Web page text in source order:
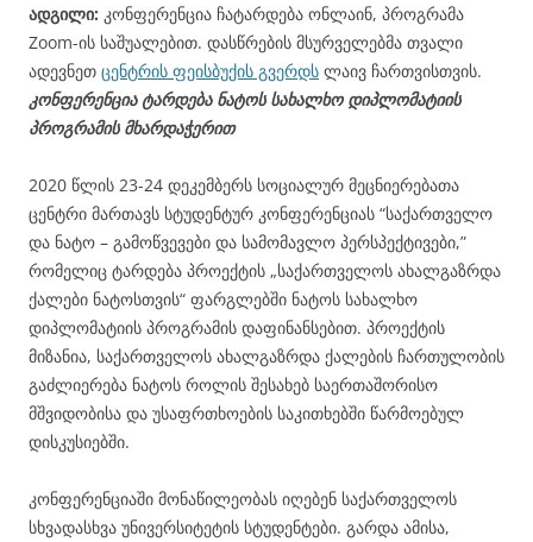
ადგილი: კონფერენცია ჩატარდება ონლაინ, პროგრამა
Zoom-ის საშუალებით. დასწრების მსურველებმა თვალი
ადევნეთ ცენტრის ფეისბუქის გვერდს ლაივ ჩართვისთვის.
კონფერენცია ტარდება ნატოს სახალხო დიპლომატიის
პროგრამის მხარდაჭერით
2020 წლის 23-24 დეკემბერს სოციალურ მეცნიერებათა
ცენტრი მართავს სტუდენტურ კონფერენციას “საქართველო
და ნატო – გამოწვევები და სამომავლო პერსპექტივები,”
რომელიც ტარდება პროექტის „საქართველოს ახალგაზრდა
ქალები ნატოსთვის“ ფარგლებში ნატოს სახალხო
დიპლომატიის პროგრამის დაფინანსებით. პროექტის
მიზანია, საქართველოს ახალგაზრდა ქალების ჩართულობის
გაძლიერება ნატოს როლის შესახებ საერთაშორისო
მშვიდობისა და უსაფრთხოების საკითხებში წარმოებულ
დისკუსიებში.
კონფერენციაში მონაწილეობას იღებენ საქართველოს
სხვადასხვა უნივერსიტეტის სტუდენტები. გარდა ამისა,